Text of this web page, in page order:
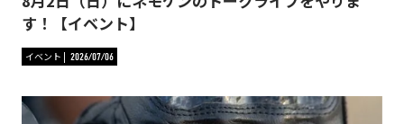
す！【イベント】
イベント 2026/07/06